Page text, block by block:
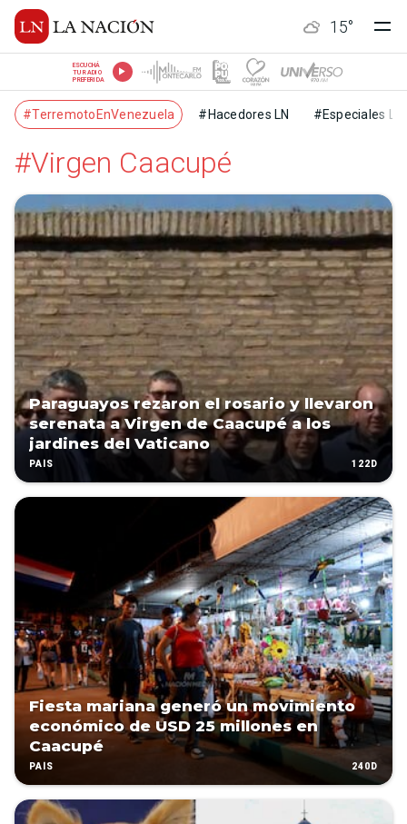
15°
ESCUCHÁ
TU RADIO
PREFERIDA
#TerremotoEnVenezuela #Hacedores LN #Especiales LN
#Virgen Caacupé
Paraguayos rezaron el rosario y llevaron
serenata a Virgen de Caacupé a los
jardines del Vaticano
PAÍS 122D
Fiesta mariana generó un movimiento
económico de USD 25 millones en
Caacupé
PAÍS 240D